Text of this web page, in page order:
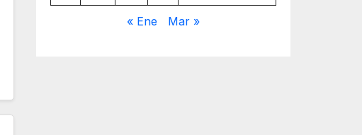
« Ene Mar »